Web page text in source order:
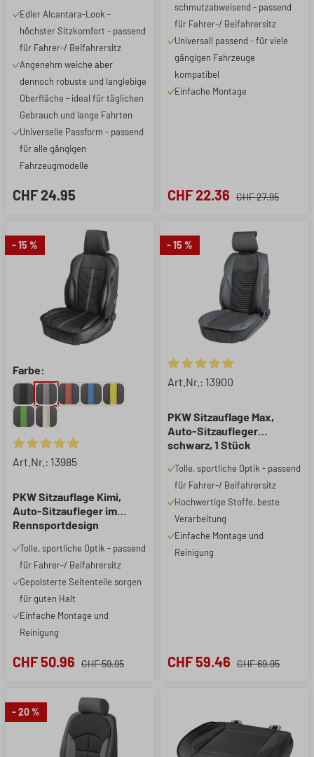
passend
Edler Alcantara-Look -
höchster Sitzkomfort - passend
für Fahrer-/ Beifahrersitz
Angenehm weiche aber
dennoch robuste und langlebige
Oberfläche - ideal für täglichen
Gebrauch und lange Fahrten
Universelle Passform - passend
für alle gängigen
Fahrzeugmodelle
CHF 24.95
schmutzabweisend - passend
für Fahrer-/ Beifahrersitz
Universall passend - für viele
gängigen Fahrzeuge
kompatibel
Einfache Montage
CHF 22.36 CHF 27.95
- 15 %
Farbe:
Durchschnittliche Bewertung von 4.89 von 5 Sternen
Art.Nr.: 13985
PKW Sitzauflage Kimi,
Auto-Sitzaufleger im
Rennsportdesign
Tolle, sportliche Optik - passend
für Fahrer-/ Beifahrersitz
Gepolsterte Seitenteile sorgen
für guten Halt
Einfache Montage und
Reinigung
CHF 50.96 CHF 59.95
- 15 %
Durchschnittliche Bewertung
Art.Nr.: 13900
PKW Sitzauflage Max,
Auto-Sitzaufleger
schwarz, 1 Stück
Tolle, sportliche Optik - passend
für Fahrer-/ Beifahrersitz
Hochwertige Stoffe, beste
Verarbeitung
Einfache Montage und
Reinigung
CHF 59.46 CHF 69.95
- 20 %